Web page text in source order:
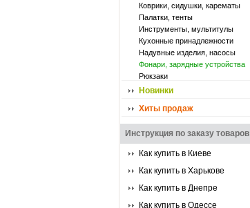
Коврики, сидушки, карематы
Палатки, тенты
Инструменты, мультитулы
Кухонные принадлежности
Надувные изделия, насосы
Фонари, зарядные устройства
Рюкзаки
Новинки
Хиты продаж
Инструкция по заказу товаров
Как купить в Киеве
Как купить в Харькове
Как купить в Днепре
Как купить в Одессе